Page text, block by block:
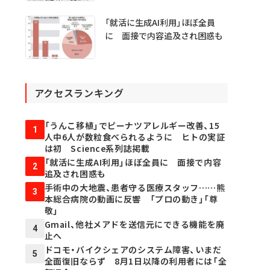
「就活に生成AI利用」ほぼ全員
に 面接で内容追及され困惑も
アクセスランキング
1
「うんこ移植」でピーナツアレルギー改善、15
人中6人が数粒食べられるように ヒトの実証
は初 Science系列誌掲載
2
「就活に生成AI利用」ほぼ全員に 面接で内容
追及され困惑も
3
手術中の大地震、患者守る医療スタッフ……熊
本総合病院の動画に反響 「プロの動き」「尊
敬」
4
Gmail、他社メアドを送信元にできる機能を廃
止へ
5
ドコモ・バイクシェアのシステム障害、いまだ
全面復旧ならず 8月1日以降の利用者には「全